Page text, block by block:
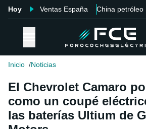
Hoy Ventas España China petróleo
Inicio Noticias
El Chevrolet Camaro
como un coupé
las baterías Ultium de